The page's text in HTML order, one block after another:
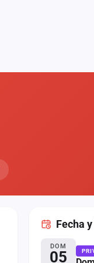
Fecha
DOM
05